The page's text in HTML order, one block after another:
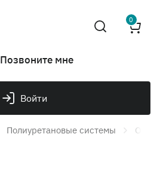
0
Позвоните мне
Войти
Полиуретановые системы